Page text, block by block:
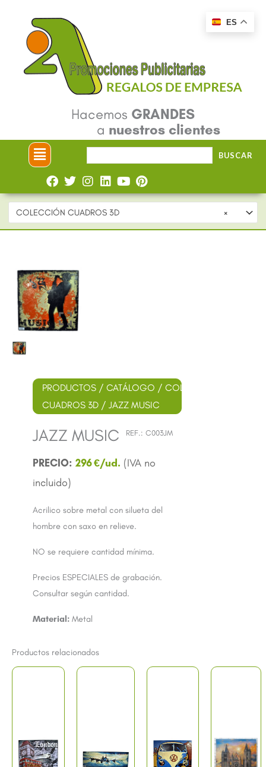
contenido
Hacemos GRANDES
a nuestros clientes
Menú BUSCAR
×
COLECCIÓN CUADROS 3D
PRODUCTOS / CATÁLOGO / COLECCIÓN
CUADROS 3D / JAZZ MUSIC
REF.: C003JM
JAZZ MUSIC
296€
Acrilico sobre metal con silueta del
hombre con saxo en relieve.
NO se requiere cantidad mínima.
Precios ESPECIALES de grabación.
Consultar según cantidad.
Material: Metal
Productos relacionados
ES